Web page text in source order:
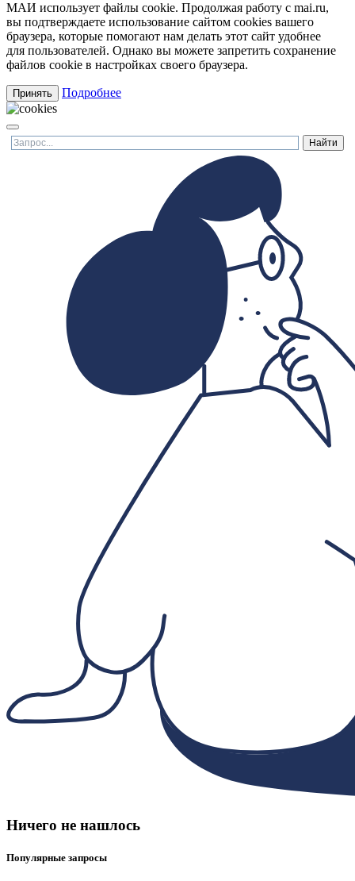
МАИ использует файлы cookie. Продолжая работу с mai.ru,
вы подтверждаете использование сайтом cookies вашего
браузера, которые помогают нам делать этот сайт удобнее
для пользователей. Однако вы можете запретить сохранение
файлов cookie в настройках своего браузера.
Принять Подробнее
Ничего не нашлось
Популярные запросы